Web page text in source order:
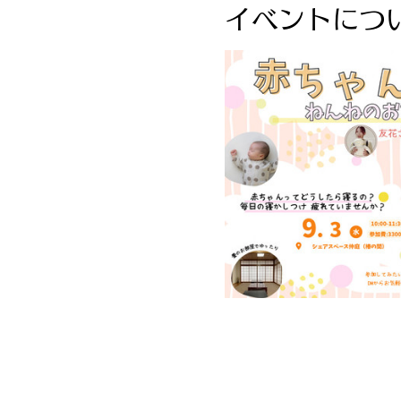
イベントにつ